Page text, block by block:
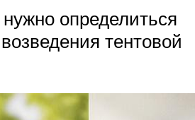
определиться
тентовой